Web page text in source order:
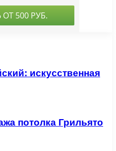
искусственная
потолка Грильято